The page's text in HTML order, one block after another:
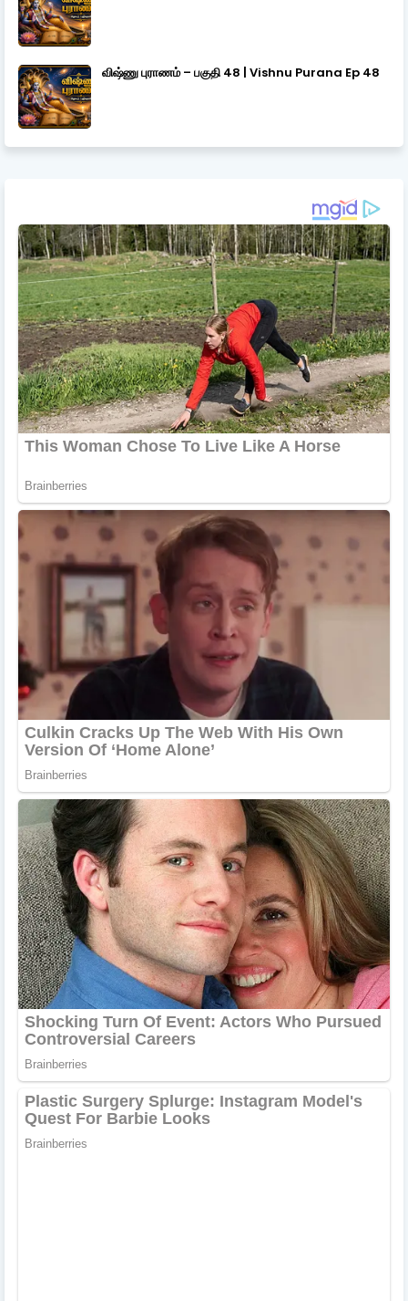
விஷ்ணு புராணம் – பகுதி 48 | Vishnu Purana Ep 48